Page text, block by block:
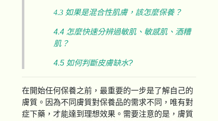
4.3 如果是混合性肌膚，該怎麼保養？
4.4 怎麼快速分辨過敏肌、敏感肌、酒糟
肌？
4.5 如何判斷皮膚缺水?
在開始任何保養之前，最重要的一步是了解自己的
膚質。因為不同膚質對保養品的需求不同，唯有對
症下藥，才能達到理想效果。需要注意的是，膚質